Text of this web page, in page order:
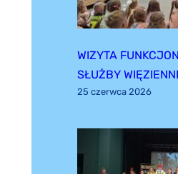
WIZYTA
SŁUŻBY
25 czerwca 2026